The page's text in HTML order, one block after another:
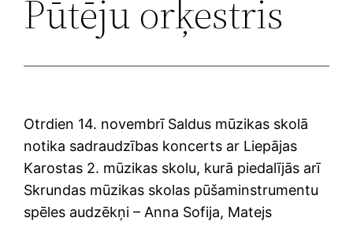
Pūtēju orķestris
Otrdien 14. novembrī Saldus mūzikas skolā
notika sadraudzības koncerts ar Liepājas
Karostas 2. mūzikas skolu, kurā piedalījās arī
Skrundas mūzikas skolas pūšaminstrumentu
spēles audzēkņi – Anna Sofija, Matejs